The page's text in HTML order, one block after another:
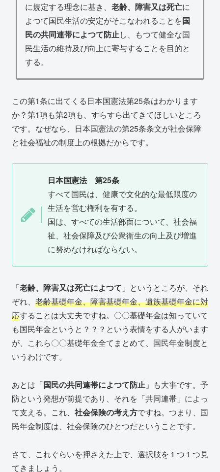
に規定する理念に基き、 老齢、障害又は死亡に
よつて国民生活の安定がそこなわれることを国
民の共同連帯によつて防止し、もつて健全な国
民生活の維持及び向上に寄与することを目的と
する。
この第1条に出てくる日本国憲法第25条はわかります
か？第1項も第2項も、すらすら出てきてほしいところ
です。なぜなら、日本国憲法の第25条条文が社会保障
と社会福祉の制度上の根拠だからです。
日本国憲法 第25条
すべて国民は、健康で文化的な最低限度の
生活を営む権利を有する。
国は、すべての生活部面について、社会福
祉、社会保障及び公衆衛生の向上及び増進
に努めなければならない。
「老齢、障害又は死亡によつて 」というところが、それ
ぞれ、 老齢基礎年金、障害基礎年金、遺族基礎年金に対
応することは大丈夫ですね。〇〇基礎年金は知っていて
も国民年金というと？？？という表情をする人がいます
が、これら〇〇基礎年金全てまとめて、国民年金制度と
いうわけです。
あとは「国民の共同連帯によつて防止 」も大事です。予
防という発想が前提であり、それを「共同連帯」によっ
て支える。これ、 社会保険の考え方ですね。つまり、国
民年金制度は、社会保険のひとつだということです。
さて、これぐらいを押さえた上で、選択肢を１つ１つ見
てきましょう。